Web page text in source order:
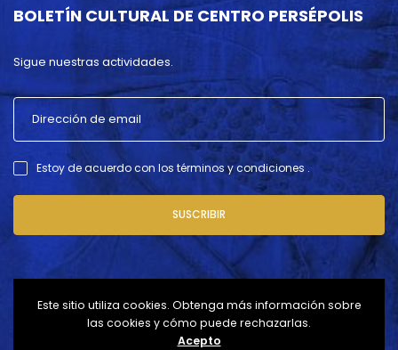
BOLETÍN CULTURAL DE CENTRO PERSÉPOLIS
Sigue nuestras actividades.
Estoy de acuerdo con los términos y condiciones .
SUSCRIBIR
Este sitio utiliza cookies. Obtenga más información sobre
las cookies y cómo puede rechazarlas.
Acepto